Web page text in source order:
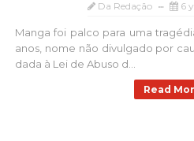
Da Redação 6
Manga foi palco para uma
anos, nome não divulgado por
dada à Lei de Abuso d...
Read